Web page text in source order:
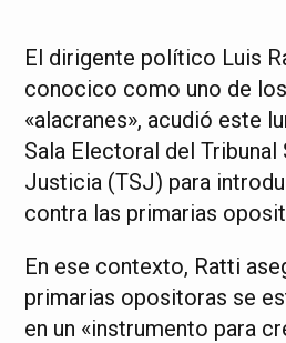
El dirigente político Luis
conocico como uno de
«alacranes», acudió este
Sala Electoral del Tribunal
Justicia (TSJ) para
contra las primarias
En ese contexto, Ratti
primarias opositoras se
en un «instrumento para